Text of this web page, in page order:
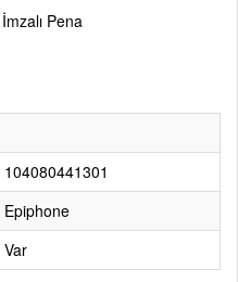
Pena
104080441301
Epiphone
Var